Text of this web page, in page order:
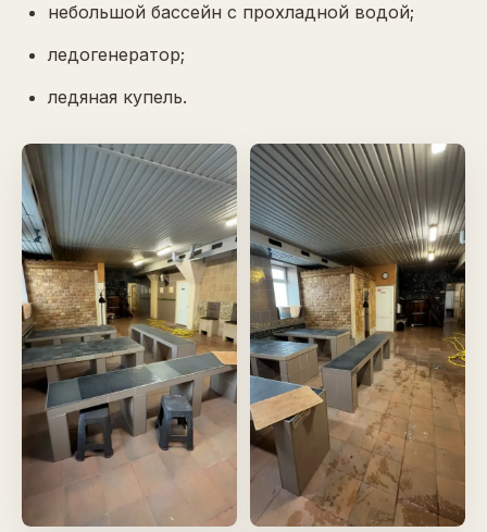
небольшой бассейн с прохладной водой;
ледогенератор;
ледяная купель.